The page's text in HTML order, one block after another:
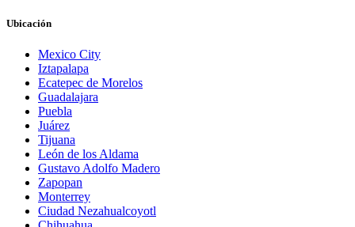
Ubicación
Mexico City
Iztapalapa
Ecatepec de Morelos
Guadalajara
Puebla
Juárez
Tijuana
León de los Aldama
Gustavo Adolfo Madero
Zapopan
Monterrey
Ciudad Nezahualcoyotl